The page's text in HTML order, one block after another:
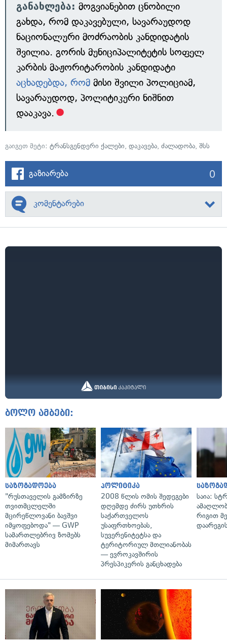
განახლება: მოგვიანებით ცნობილი
გახდა, რომ დაკავებული, სავარაუდოდ
ნაციონალური მოძრაობის კანდიდატის
შვილია. გორის მუნიციპალიტეტის სოფელ
კარბის მაჟორიტარობის კანდიდატი
აცხადებდა, რომ მისი შვილი პოლიციამ,
სავარაუდოდ, პოლიტიკური ნიშნით
დააკავა.
გაიგეთ მეტი: ტრანსგენდერი ქალები, დაკავება, ძალადობა, შსს
გაზიარება 0
კომენტარები
ბოლო ამბები:
საზოგადოება
"რუსთაველის გამზირზე
თვითმცლელში
მცირეწლოვანი ბავშვი
იმყოფებოდა" — GWP
სამართლებრივ ზომებს
მიმართავს
პოლიტიკა
2008 წლის ომის შედეგები
დღემდე ძირს უთხრის
საქართველოს
უსაფრთხოებას,
სუვერენიტეტსა და
ტერიტორიულ მთლიანობას
— ევროკავშირის
პრესპიკერის განცხადება
საია:
რიგით